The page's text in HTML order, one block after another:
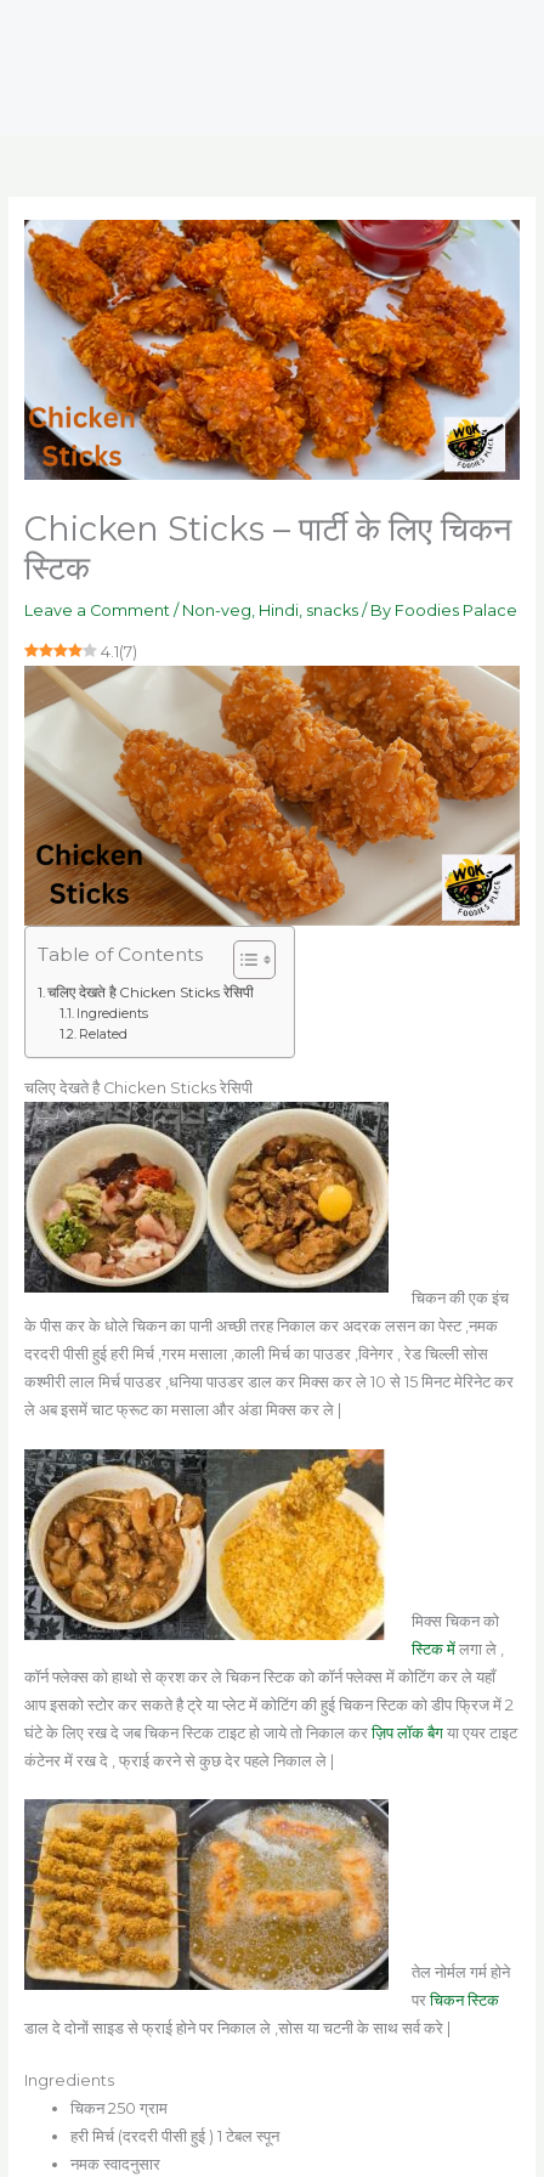
Chicken Sticks – पार्टी के लिए चिकन
स्टिक
Leave a Comment / Non-veg, Hindi, snacks/ By Foodies Palace
4.1(7)
Table of Contents
चलिए देखते है Chicken Sticks रेसिपी
Ingredients
Related
चलिए देखते है Chicken Sticks रेसिपी
चिकन की एक इंच
के पीस कर के धोले चिकन का पानी अच्छी तरह निकाल कर अदरक लसन का पेस्ट ,नमक
दरदरी पीसी हुई हरी मिर्च ,गरम मसाला ,काली मिर्च का पाउडर ,विनेगर , रेड चिल्ली सोस
कश्मीरी लाल मिर्च पाउडर ,धनिया पाउडर डाल कर मिक्स कर ले 10 से 15 मिनट मेरिनेट कर
ले अब इसमें चाट फ्रूट का मसाला और अंडा मिक्स कर ले |
मिक्स चिकन को
स्टिक मेंलगा ले ,
कॉर्न फ्लेक्स को हाथो से क्रश कर ले चिकन स्टिक को कॉर्न फ्लेक्स में कोटिंग कर ले यहाँ
आप इसको स्टोर कर सकते है ट्रे या प्लेट में कोटिंग की हुई चिकन स्टिक को डीप फ्रिज में 2
घंटे के लिए रख दे जब चिकन स्टिक टाइट हो जाये तो निकाल करज़िप लॉक बैगया एयर टाइट
कंटेनर में रख दे , फ्राई करने से कुछ देर पहले निकाल ले |
तेल नोर्मल गर्म होने
परचिकन स्टिक
डाल दे दोनों साइड से फ्राई होने पर निकाल ले ,सोस या चटनी के साथ सर्व करे |
Ingredients
चिकन 250 ग्राम
हरी मिर्च (दरदरी पीसी हुई ) 1 टेबल स्पून
नमक स्वादनुसार